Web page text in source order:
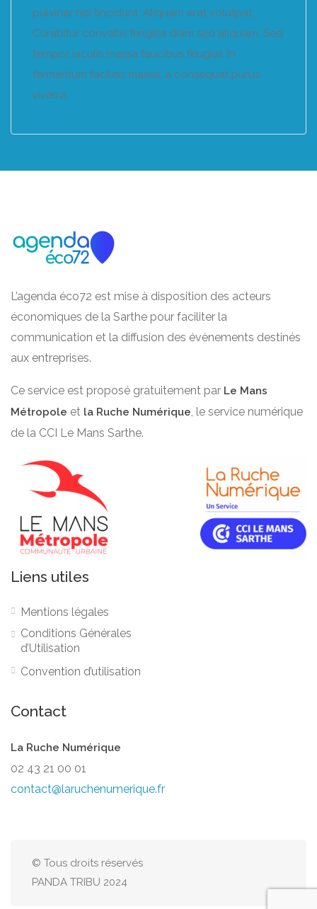
pulvinar nisi tincidunt. Aliquam erat volutpat.
Curabitur convallis fringilla diam sed aliquam. Sed
tempor iaculis massa faucibus feugiat. In
fermentum facilisis massa, a consequat purus
viverra.
L’agenda éco72 est mise à disposition des acteurs
économiques de la Sarthe pour faciliter la
communication et la diffusion des évènements destinés
aux entreprises.
Ce service est proposé gratuitement par Le Mans
Métropole et la Ruche Numérique, le service numérique
de la CCI Le Mans Sarthe.
Liens utiles
Mentions légales
Conditions Générales
d’Utilisation
Convention d’utilisation
Contact
La Ruche Numérique
02 43 21 00 01
contact@laruchenumerique.fr
© Tous droits réservés
PANDA TRIBU 2024